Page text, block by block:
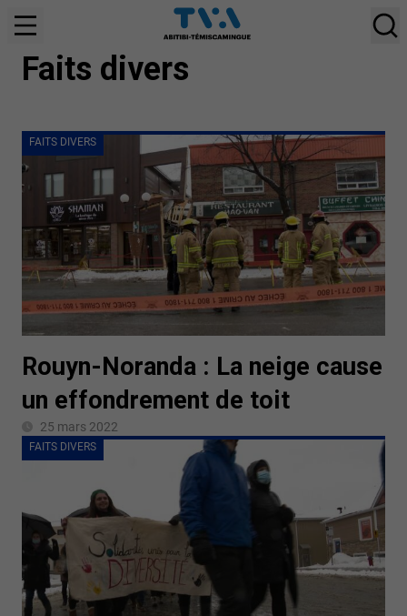
Faits divers
FAITS DIVERS
Rouyn-Noranda : La neige cause
un effondrement de toit
25 mars 2022
FAITS DIVERS